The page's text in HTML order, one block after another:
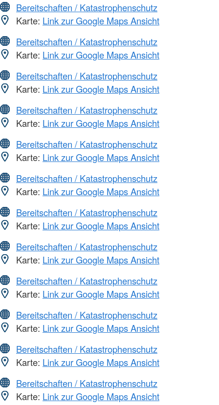
Bereitschaften / Katastrophenschutz
Karte: Link zur Google Maps Ansicht
Bereitschaften / Katastrophenschutz
Karte: Link zur Google Maps Ansicht
Bereitschaften / Katastrophenschutz
Karte: Link zur Google Maps Ansicht
Bereitschaften / Katastrophenschutz
Karte: Link zur Google Maps Ansicht
Bereitschaften / Katastrophenschutz
Karte: Link zur Google Maps Ansicht
Bereitschaften / Katastrophenschutz
Karte: Link zur Google Maps Ansicht
Bereitschaften / Katastrophenschutz
Karte: Link zur Google Maps Ansicht
Bereitschaften / Katastrophenschutz
Karte: Link zur Google Maps Ansicht
Bereitschaften / Katastrophenschutz
Karte: Link zur Google Maps Ansicht
Bereitschaften / Katastrophenschutz
Karte: Link zur Google Maps Ansicht
Bereitschaften / Katastrophenschutz
Karte: Link zur Google Maps Ansicht
Bereitschaften / Katastrophenschutz
Karte: Link zur Google Maps Ansicht